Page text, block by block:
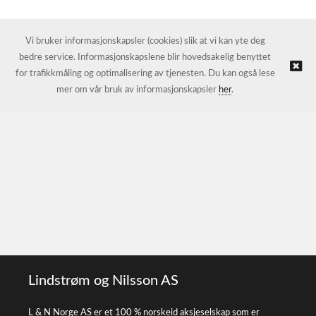
Lindstrøm og Nilsson AS
L & N Norge AS er et 100 % norskeid aksjeselskap som er
Vi bruker informasjonskapsler (cookies) slik at vi kan yte deg
bedre service. Informasjonskapslene blir hovedsakelig benyttet
for trafikkmåling og optimalisering av tjenesten. Du kan også lese
mer om vår bruk av informasjonskapsler her.